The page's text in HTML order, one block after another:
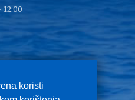
koristi
12:00